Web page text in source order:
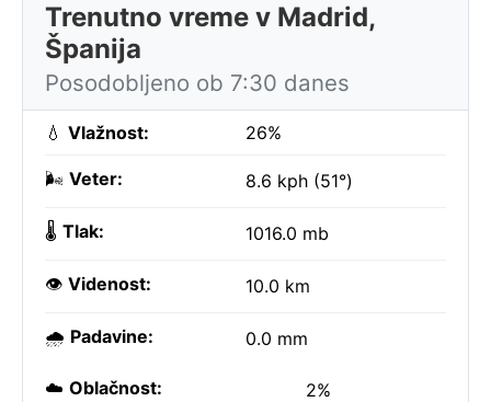
Trenutno vreme v Madrid,
Španija
Posodobljeno ob 7:30 danes
💧 Vlažnost: 26%
🌬️ Veter: 8.6 kph (51°)
🌡️ Tlak: 1016.0 mb
👁️ Videnost: 10.0 km
🌧️ Padavine: 0.0 mm
☁️ Oblačnost: 2%